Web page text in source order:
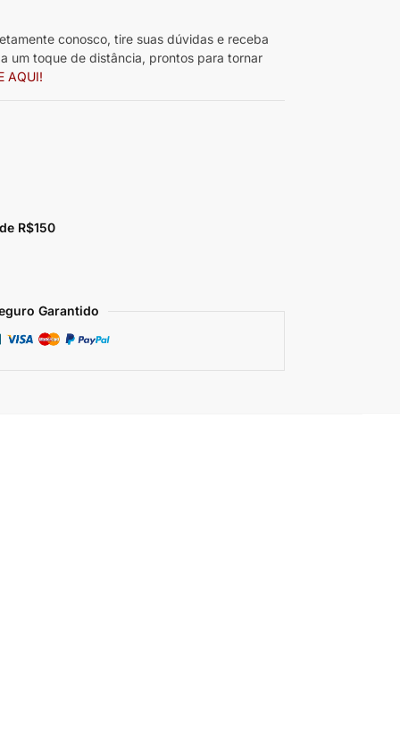
conosco, tire suas dúvidas e receba
um toque de distância, prontos para tornar
AQUI!
R$150
Garantido